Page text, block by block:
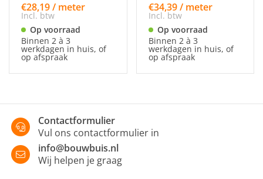
€28,19 / meter
Incl. btw
Op voorraad
Binnen 2 à 3
werkdagen in huis, of
op afspraak
€34,39 / meter
Incl. btw
Op voorraad
Binnen 2 à 3
werkdagen in huis, of
op afspraak
Contactformulier
Vul ons contactformulier in
info@bouwbuis.nl
Wij helpen je graag